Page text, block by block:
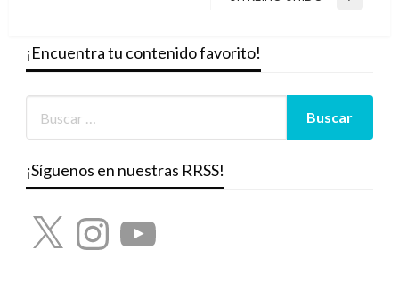
Entrada
¡Encuentra tu contenido favorito!
¡Síguenos en nuestras RRSS!
X InstagramYouTube